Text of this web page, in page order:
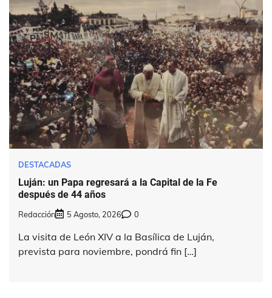
DESTACADAS
Luján: un Papa regresará a la Capital de la Fe
después de 44 años
Redacción 5 Agosto, 2026 0
La visita de León XIV a la Basílica de Luján,
prevista para noviembre, pondrá fin […]